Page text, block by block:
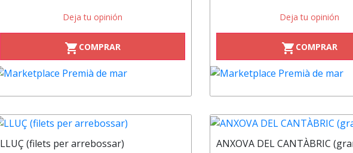
Deja tu opinión
shopping_cart COMPRAR
Deja tu opinión
shopping_cart COMPRAR
LLUÇ (filets per arrebossar) ANXOVA DEL CANTÀBRIC